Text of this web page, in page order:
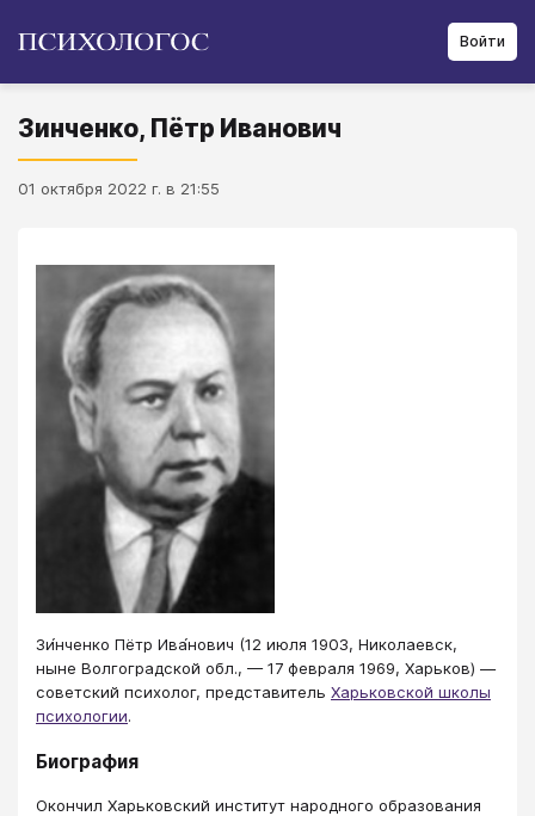
Войти
Зинченко, Пётр Иванович
01 октября 2022 г. в 21:55
​​Зи́нченко Пётр Ива́нович (12 июля 1903, Николаевск,
ныне Волгоградской обл., — 17 февраля 1969, Харьков) —
советский психолог, представитель Харьковской школы
психологии.
Биография
Окончил Харьковский институт народного образования